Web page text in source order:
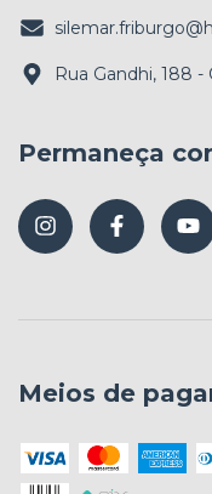
Rua Gandhi, 188
Permaneça
Meios de